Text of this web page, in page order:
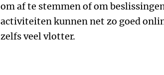
om af te stemmen of om
activiteiten kunnen net zo goed
zelfs veel vlotter.